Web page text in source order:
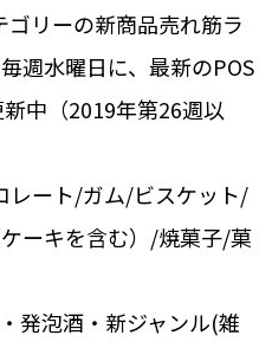
ゴリーの新商品売れ筋ラ
週水曜日に、最新のPOS
中（2019年第26週以
ート/ガム/ビスケット/
ーキを含む）/焼菓子/菓
泡酒・新ジャンル(雑